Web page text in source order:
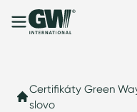
Certifikáty Green
slovo